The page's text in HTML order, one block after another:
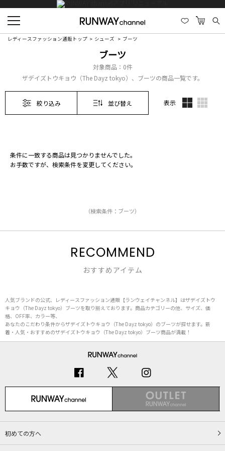
レディースファッション通販トップ シューズ ブーツ
ブーツ
対象商品： 0件
ザデイズトウキョウ（The Dayz tokyo）、ブーツの商品一覧です。
絞り込み 並び替え 表示
条件に一致する商品は見つかりませんでした。
お手数ですが、検索条件を変更してください。
（検索条件：ブーツ）
RECOMMEND
おすすめアイテム
人気ブランドの公式、レディースファッション通販【ランウェイチャンネル】はザデイズトウ
キョウ（The Dayz tokyo）ブーツを取り揃えております。商品カテゴリーの他、サイズ、価
格、OFF率、カラー等、
あなたのこだわり条件からザデイズトウキョウ（The Dayz tokyo）のブーツが探せます。新
着・人気・おすすめのザデイズトウキョウ（The Dayz tokyo）ブーツ商品が満載！
初めての方へ